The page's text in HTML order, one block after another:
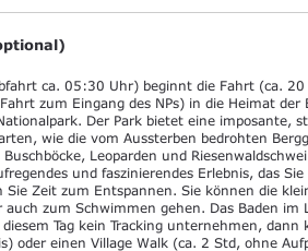
ca. 05:30 Uhr) beginnt die Fahrt (ca.
zum Eingang des NPs) in die Heimat der
Der Park bietet eine imposante,
wie die vom Aussterben bedrohten
Leoparden und
und faszinierendes Erlebnis, das
Sie Zeit zum Entspannen. Sie können die
auch zum Schwimmen gehen. Das Baden im
Tag kein Tracking unternehmen,
oder einen Village Walk (ca. 2 Std, ohne